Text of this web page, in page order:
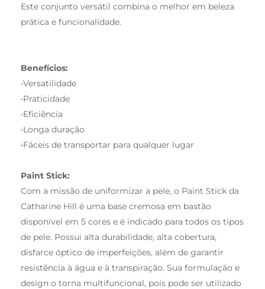
Este conjunto versátil combina o melhor em beleza
prática e funcionalidade.
Benefícios:
•Versatilidade
•Praticidade
•Eficiência
•Longa duração
•Fáceis de transportar para qualquer lugar
Paint Stick:
Com a missão de uniformizar a pele, o Paint Stick da
Catharine Hill é uma base cremosa em bastão
disponível em 5 cores e é indicado para todos os tipos
de pele. Possui alta durabilidade, alta cobertura,
disfarce óptico de imperfeições, além de garantir
resistência à água e à transpiração. Sua formulação e
design o torna multifuncional, pois pode ser utilizado